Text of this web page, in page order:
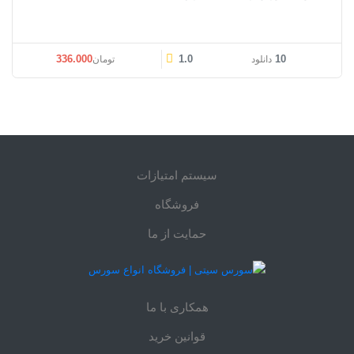
10 دانلود 1.0 تومان336.000
سیستم امتیازات
فروشگاه
حمایت از ما
همکاری با ما
قوانین خرید